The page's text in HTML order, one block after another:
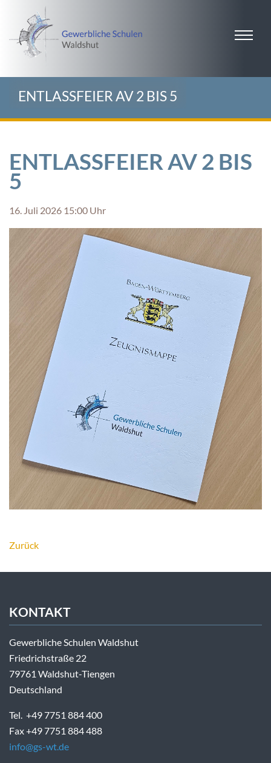
ENTLASSFEIER AV 2 BIS 5
ENTLASSFEIER AV 2 BIS
5
16. Juli 2026 15:00 Uhr
Zurück
KONTAKT
Gewerbliche Schulen Waldshut
Friedrichstraße 22
79761 Waldshut-Tiengen
Deutschland
Tel. +49 7751 884 400
Fax +49 7751 884 488
info@gs-wt.de